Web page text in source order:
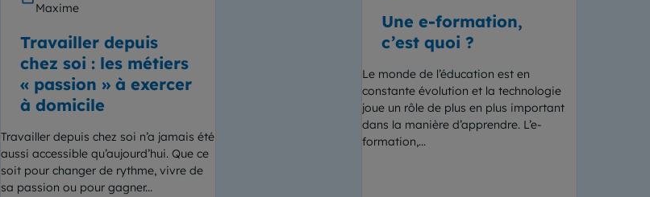
Maxime
Travailler depuis
chez soi : les métiers
« passion » à exercer
à domicile
Travailler depuis chez soi n’a jamais été
aussi accessible qu’aujourd’hui. Que ce
soit pour changer de rythme, vivre de
sa passion ou pour gagner...
Une e-formation,
c’est quoi ?
Le monde de l’éducation est en
constante évolution et la technologie
joue un rôle de plus en plus important
dans la manière d’apprendre. L’e-
formation,...